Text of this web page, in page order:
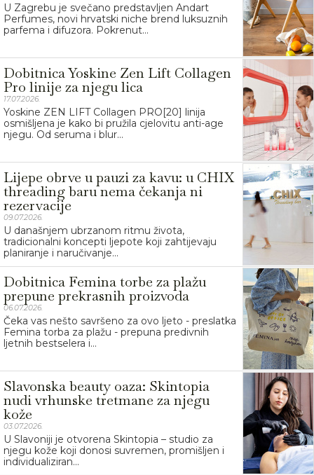
U Zagrebu je svečano predstavljen Andart
Perfumes, novi hrvatski niche brend luksuznih
parfema i difuzora. Pokrenut...
Dobitnica Yoskine Zen Lift Collagen
Pro linije za njegu lica
17.07.2026.
Yoskine ZEN LIFT Collagen PRO[20] linija
osmišljena je kako bi pružila cjelovitu anti-age
njegu. Od seruma i blur...
Lijepe obrve u pauzi za kavu: u CHIX
threading baru nema čekanja ni
rezervacije
09.07.2026.
U današnjem ubrzanom ritmu života,
tradicionalni koncepti ljepote koji zahtijevaju
planiranje i naručivanje...
Dobitnica Femina torbe za plažu
prepune prekrasnih proizvoda
06.07.2026.
Čeka vas nešto savršeno za ovo ljeto - preslatka
Femina torba za plažu - prepuna predivnih
ljetnih bestselera i...
Slavonska beauty oaza: Skintopia
nudi vrhunske tretmane za njegu
kože
03.07.2026.
U Slavoniji je otvorena Skintopia – studio za
njegu kože koji donosi suvremen, promišljen i
individualiziran...